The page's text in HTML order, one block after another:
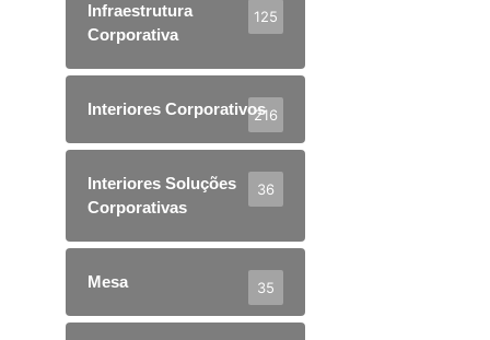
Infraestrutura
Corporativa
125
Interiores Corporativos216
Interiores Soluções
Corporativas
36
Mesa 35